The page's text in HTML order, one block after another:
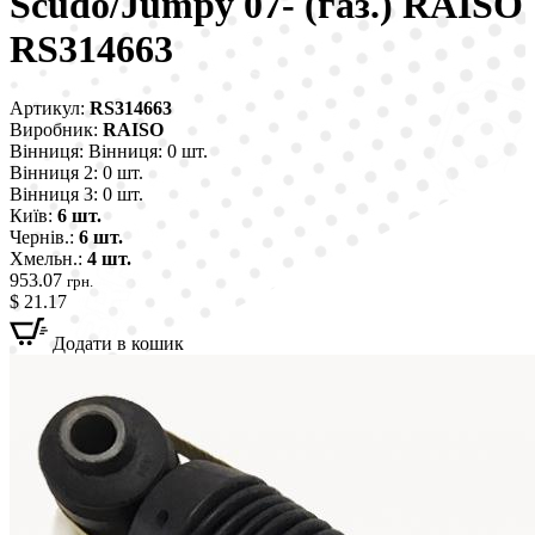
RS314663
Артикул: RS314663
Виробник: RAISO
Вінниця: Вінниця: 0 шт.
Вінниця 2: 0 шт.
Вінниця 3: 0 шт.
Київ: 6 шт.
Чернів.: 6 шт.
Хмельн.: 4 шт.
953.07 грн.
$ 21.17
Додати в кошик